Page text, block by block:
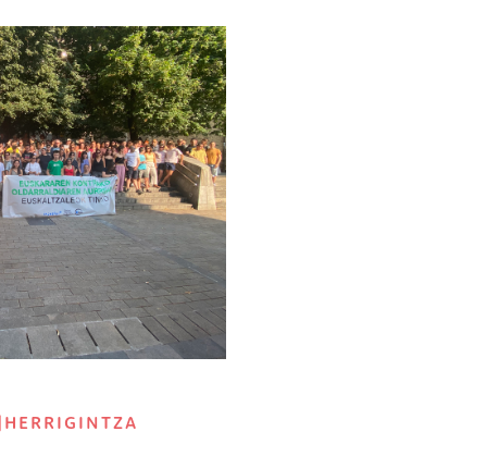
HERRIGINTZA